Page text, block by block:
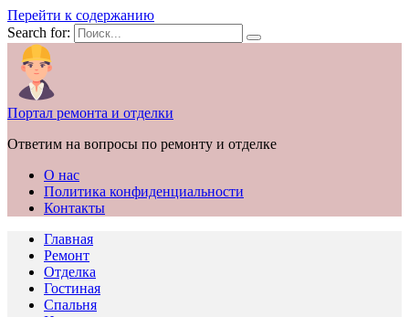
Перейти к содержанию
Search for:
Портал ремонта и отделки
Ответим на вопросы по ремонту и отделке
О нас
Политика конфиденциальности
Контакты
Главная
Ремонт
Отделка
Гостиная
Спальня